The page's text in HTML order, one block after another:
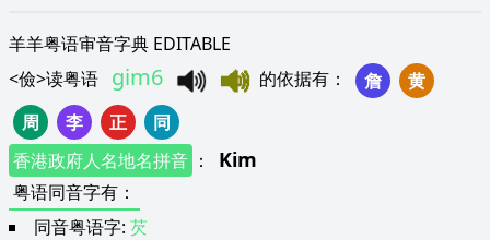
羊羊粤语审音字典 EDITABLE
<儉>读粤语 gim6 的依据有 ： 詹
黄
周
李 正
同
香港政府人名地名拼音 ： Kim
粤语同音字有 ：
同音粤语字: 芡